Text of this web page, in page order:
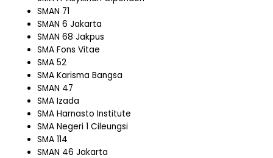
SMAN 71
SMAN 6 Jakarta
SMAN 68 Jakpus
SMA Fons Vitae
SMA 52
SMA Karisma Bangsa
SMAN 47
SMA Izada
SMA Harnasto Institute
SMA Negeri 1 Cileungsi
SMA 114
SMAN 46 Jakarta